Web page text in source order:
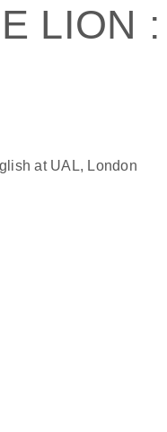
LION :
at UAL, London